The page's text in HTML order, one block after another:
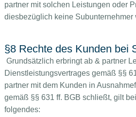
partner mit solchen Leistungen oder
diesbezüglich keine Subunternehmer
§8 Rechte des Kunden bei
Grundsätzlich erbringt ab & partner
Dienstleistungsvertrages gemäß §§
partner mit dem Kunden in
gemäß §§ 631 ff. BGB schließt, gilt
folgendes: